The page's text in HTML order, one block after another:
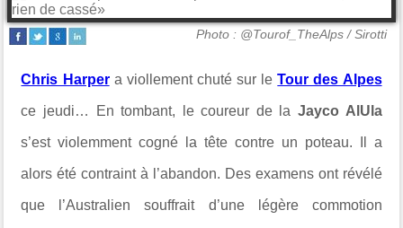
Photo : @Tourof_TheAlps / Sirotti
Chris Harper a viollement chuté sur leTour des Alpes
ce jeudi… En tombant, le coureur de la Jayco AlUla
s’est violemment cogné la tête contre un poteau. Il a
alors été contraint à l’abandon. Des examens ont révélé
que l’Australien souffrait d’une légère commotion